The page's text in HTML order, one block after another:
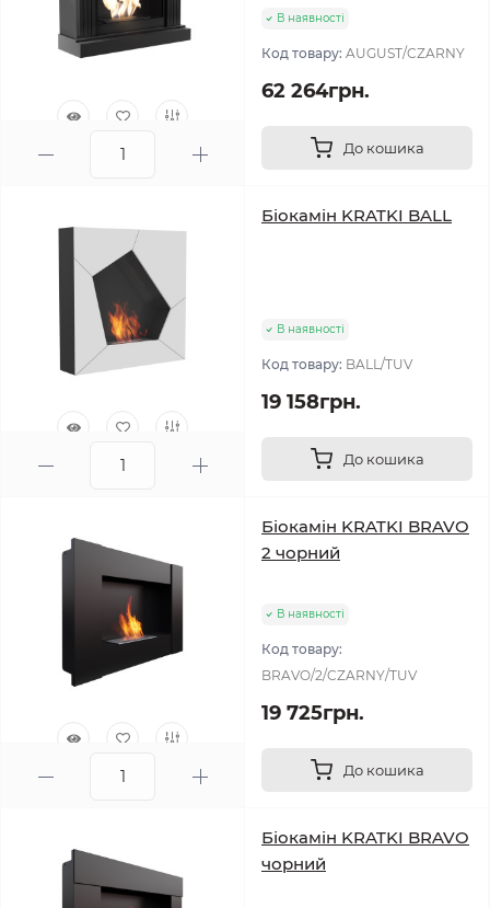
В наявності
Код товару: AUGUST/CZARNY
62 264грн.
До кошика
Біокамін KRATKI BALL
В наявності
Код товару: BALL/TUV
19 158грн.
До кошика
Біокамін KRATKI BRAVO
2 чорний
В наявності
Код товару:
BRAVO/2/CZARNY/TUV
19 725грн.
До кошика
Біокамін KRATKI BRAVO
чорний